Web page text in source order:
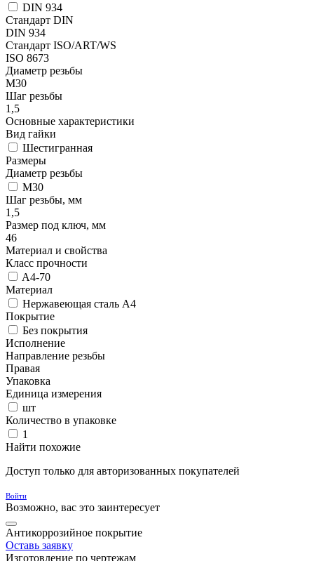
DIN 934
Стандарт DIN
DIN 934
Стандарт ISO/ART/WS
ISO 8673
Диаметр резьбы
М30
Шаг резьбы
1,5
Основные характеристики
Вид гайки
Шестигранная
Размеры
Диаметр резьбы
М30
Шаг резьбы, мм
1,5
Размер под ключ, мм
46
Материал и свойства
Класс прочности
A4-70
Материал
Нержавеющая сталь A4
Покрытие
Без покрытия
Исполнение
Направление резьбы
Правая
Упаковка
Единица измерения
шт
Количество в упаковке
1
Найти похожие
Доступ только для авторизованных покупателей
Войти
Возможно, вас это заинтересует
Антикоррозийное покрытие
Оставь заявку
Изготовление по чертежам